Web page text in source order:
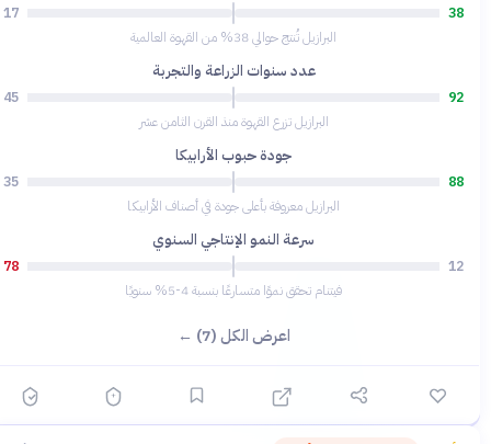
38
17
البرازيل تُنتج حوالي 38% من القهوة العالمية
عدد سنوات الزراعة والتجربة
92
45
البرازيل تزرع القهوة منذ القرن الثامن عشر
جودة حبوب الأرابيكا
88
35
البرازيل معروفة بأعلى جودة في أصناف الأرابيكا
سرعة النمو الإنتاجي السنوي
12
78
فيتنام تحقق نموًا متسارعًا بنسبة 4-5% سنويًا
اعرض الكل (7) ←